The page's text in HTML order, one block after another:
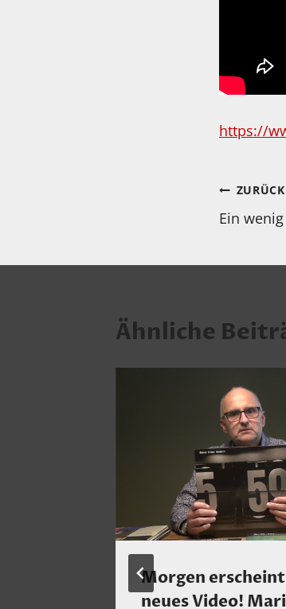
https://
ZURÜCK
Ein wenig
Ähnliche
Morgen
neues Video!